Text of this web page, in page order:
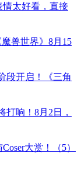
情太好看，直接
兽世界》8月15
段开启！《三角
打响！8月2日，
大赏！（5）